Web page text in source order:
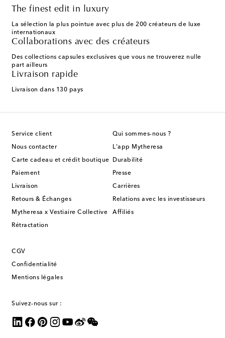
The finest edit in luxury
La sélection la plus pointue avec plus de 200 créateurs de luxe
internationaux
Collaborations avec des créateurs
Des collections capsules exclusives que vous ne trouverez nulle
part ailleurs
Livraison rapide
Livraison dans 130 pays
Service client
Nous contacter
Carte cadeau et crédit boutique
Paiement
Livraison
Retours & Échanges
Mytheresa x Vestiaire Collective
Rétractation
Qui sommes-nous ?
L'app Mytheresa
Durabilité
Presse
Carrières
Relations avec les investisseurs
Affiliés
CGV
Confidentialité
Mentions légales
Suivez-nous sur :